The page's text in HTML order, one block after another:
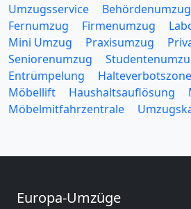
Umzugsservice Behördenumzug
Fernumzug
Firmenumzug
Mini Umzug
Praxisumzug
Seniorenumzug
Entrümpelung
Halteverbotszone
Möbellift
Haushaltsauflösung
Möbelmitfahrzentrale
Europa-Umzüge